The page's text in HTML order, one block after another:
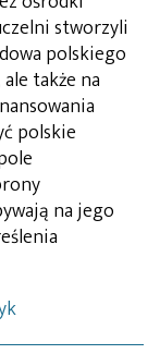
stworzyli
polskiego
także na
polskie
na jego